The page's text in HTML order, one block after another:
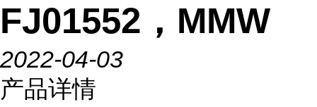
FJ01552，MMW
2022-04-03
产品详情